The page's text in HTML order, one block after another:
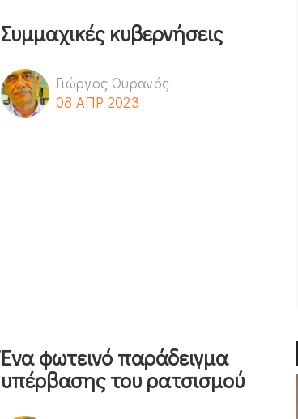
Συμμαχικές κυβερνήσεις
Γιώργος Ουρανός
08 ΑΠΡ 2023
Ένα φωτεινό παράδειγμα
υπέρβασης του ρατσισμού